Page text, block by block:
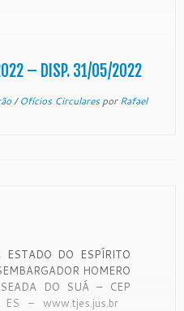
– DISP. 31/05/2022
/Ofícios CircularesporRafael
ESTADO DO ESPÍRITO
HOMERO
DO SUÁ – CEP
– www.tjes.jus.br